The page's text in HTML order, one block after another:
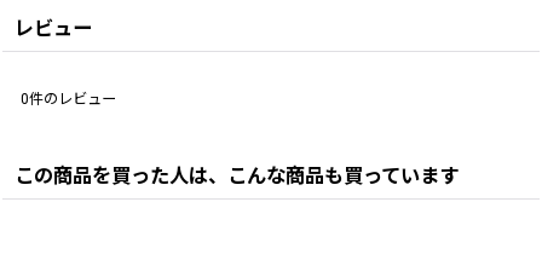
レビュー
0件のレビュー
この商品を買った人は、こんな商品も買っています